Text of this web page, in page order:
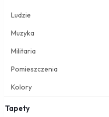
Ludzie
Muzyka
Militaria
Pomieszczenia
Kolory
Tapety